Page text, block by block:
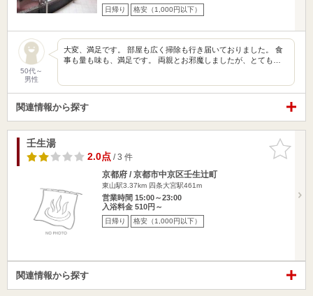
日帰り 格安（1,000円以下）
50代～
男性
大変、満足です。 部屋も広く掃除も行き届いておりました。 食
事も量も味も、満足です。 両親とお邪魔しましたが、とても…
関連情報から探す
お気に入
りに追加
壬生湯
2.0点/ 3 件
京都府 / 京都市中京区壬生辻町
東山駅3.37km 四条大宮駅461m
営業時間 15:00～23:00
入浴料金 510円～
日帰り 格安（1,000円以下）
関連情報から探す